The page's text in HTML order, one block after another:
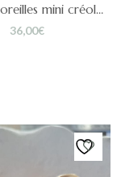
Boucles d’oreilles mini créoles ciselées HERU
36,00€